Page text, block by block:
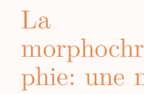
La
phie: une